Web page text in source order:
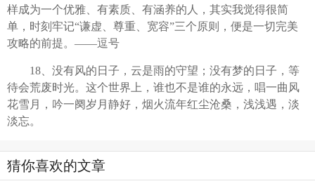
样成为一个优雅、有素质、有涵养的人，其实我觉得很简
单，时刻牢记“谦虚、尊重、宽容”三个原则，便是一切完美
攻略的前提。——逗号
18、没有风的日子，云是雨的守望；没有梦的日子，等
待会荒废时光。这个世界上，谁也不是谁的永远，唱一曲风
花雪月，吟一阕岁月静好，烟火流年红尘沧桑，浅浅遇，淡
淡忘。
猜你喜欢的文章